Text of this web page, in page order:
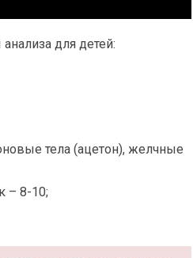
для детей:
тела (ацетон), желчные
– 8-10;